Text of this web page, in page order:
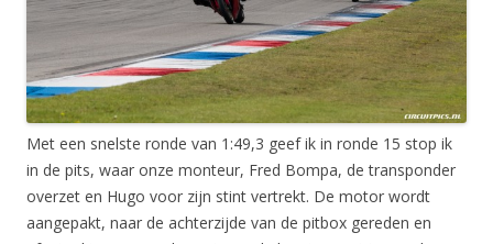
Met een snelste ronde van 1:49,3 geef ik in ronde 15 stop ik
in de pits, waar onze monteur, Fred Bompa, de transponder
overzet en Hugo voor zijn stint vertrekt. De motor wordt
aangepakt, naar de achterzijde van de pitbox gereden en